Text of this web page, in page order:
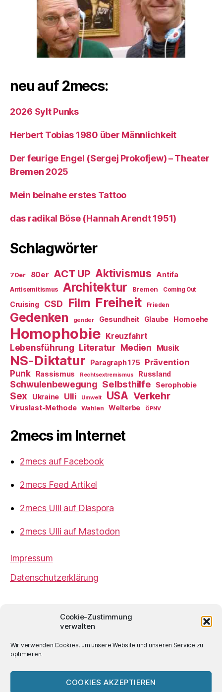
Cookie-Zustimmung
verwalten
Wir verwenden Cookies, um unsere Website und unseren Service zu
optimieren.
COOKIES AKZEPTIEREN
neu auf 2mecs:
2026 Sylt Punks
Herbert Tobias 1980 über Männlichkeit
Der feurige Engel (Sergej Prokofjew) – Theater
Bremen 2025
Mein beinahe erstes Tattoo
das radikal Böse (Hannah Arendt 1951)
Schlagwörter
70er 80er ACT UP Aktivismus Antifa
Antisemitismus Architektur Bremen Coming Out
Cruising CSD Film Freiheit Frieden
Gedenken gender Gesundheit Glaube Homoehe
Homophobie Kreuzfahrt
Lebensführung Literatur Medien Musik
NS-Diktatur Paragraph 175
Prävention
Punk
Rassismus Rechtsextremismus Russland
Schwulenbewegung Selbsthilfe Serophobie
Sex Ukraine Ulli Umwelt USA Verkehr
Viruslast-Methode Wahlen Welterbe ÖPNV
2mecs im Internet
2mecs auf Facebook
2mecs Feed Artikel
2mecs Ulli auf Diaspora
2mecs Ulli auf Mastodon
Impressum
Datenschutzerklärung
Ulrich Würdemannist sofern nicht
anders angegeben lizenziert unter einer
Creative
Lizenz.